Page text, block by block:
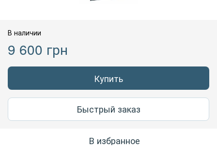
В наличии
9 600 грн
Купить
Быстрый заказ
В избранное